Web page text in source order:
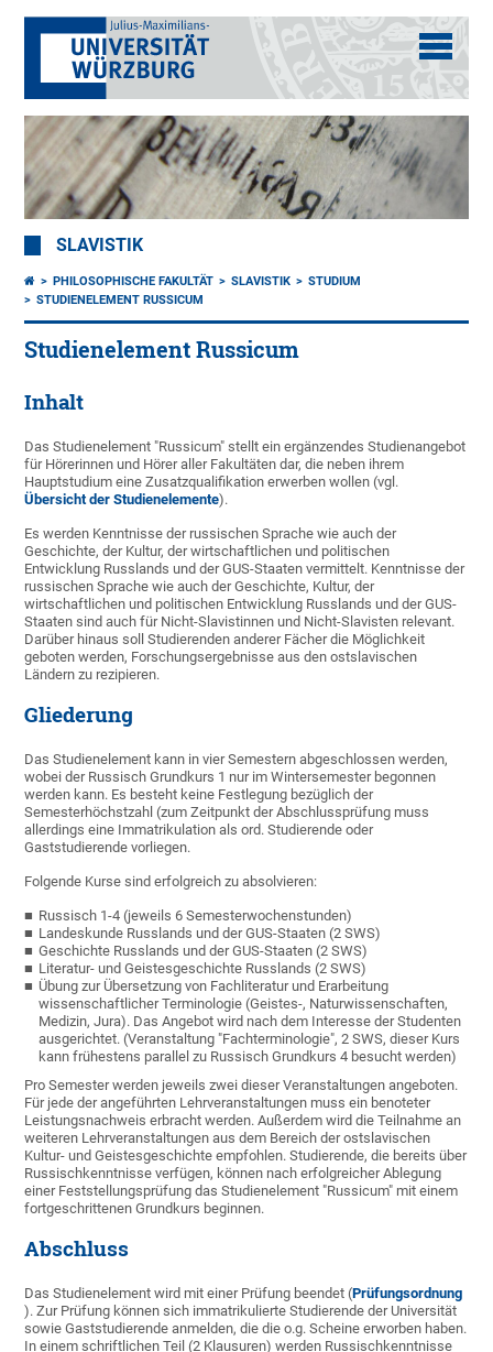
SLAVISTIK
PHILOSOPHISCHE FAKULTÄT SLAVISTIK
STUDIUM
STUDIENELEMENT RUSSICUM
Studienelement Russicum
Inhalt
Das Studienelement "Russicum" stellt ein ergänzendes Studienangebot
für Hörerinnen und Hörer aller Fakultäten dar, die neben ihrem
Hauptstudium eine Zusatzqualifikation erwerben wollen (vgl.
Übersicht der Studienelemente).
Es werden Kenntnisse der russischen Sprache wie auch der
Geschichte, der Kultur, der wirtschaftlichen und politischen
Entwicklung Russlands und der GUS-Staaten vermittelt. Kenntnisse der
russischen Sprache wie auch der Geschichte, Kultur, der
wirtschaftlichen und politischen Entwicklung Russlands und der GUS-
Staaten sind auch für Nicht-Slavistinnen und Nicht-Slavisten relevant.
Darüber hinaus soll Studierenden anderer Fächer die Möglichkeit
geboten werden, Forschungsergebnisse aus den ostslavischen
Ländern zu rezipieren.
Gliederung
Das Studienelement kann in vier Semestern abgeschlossen werden,
wobei der Russisch Grundkurs 1 nur im Wintersemester begonnen
werden kann. Es besteht keine Festlegung bezüglich der
Semesterhöchstzahl (zum Zeitpunkt der Abschlussprüfung muss
allerdings eine Immatrikulation als ord. Studierende oder
Gaststudierende vorliegen.
Folgende Kurse sind erfolgreich zu absolvieren:
Russisch 1-4 (jeweils 6 Semesterwochenstunden)
Landeskunde Russlands und der GUS-Staaten (2 SWS)
Geschichte Russlands und der GUS-Staaten (2 SWS)
Literatur- und Geistesgeschichte Russlands (2 SWS)
Übung zur Übersetzung von Fachliteratur und Erarbeitung
wissenschaftlicher Terminologie (Geistes-, Naturwissenschaften,
Medizin, Jura). Das Angebot wird nach dem Interesse der Studenten
ausgerichtet. (Veranstaltung "Fachterminologie", 2 SWS, dieser Kurs
kann frühestens parallel zu Russisch Grundkurs 4 besucht werden)
Pro Semester werden jeweils zwei dieser Veranstaltungen angeboten.
Für jede der angeführten Lehrveranstaltungen muss ein benoteter
Leistungsnachweis erbracht werden. Außerdem wird die Teilnahme an
weiteren Lehrveranstaltungen aus dem Bereich der ostslavischen
Kultur- und Geistesgeschichte empfohlen. Studierende, die bereits über
Russischkenntnisse verfügen, können nach erfolgreicher Ablegung
einer Feststellungsprüfung das Studienelement "Russicum" mit einem
fortgeschrittenen Grundkurs beginnen.
Abschluss
Das Studienelement wird mit einer Prüfung beendet (Prüfungsordnung
). Zur Prüfung können sich immatrikulierte Studierende der Universität
sowie Gaststudierende anmelden, die die o.g. Scheine erworben haben.
In einem schriftlichen Teil (2 Klausuren) werden Russischkenntnisse